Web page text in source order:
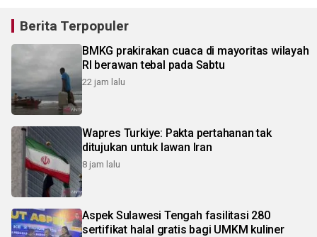
Berita Terpopuler
BMKG prakirakan cuaca di mayoritas wilayah
RI berawan tebal pada Sabtu
22 jam lalu
Wapres Turkiye: Pakta pertahanan tak
ditujukan untuk lawan Iran
8 jam lalu
Aspek Sulawesi Tengah fasilitasi 280
sertifikat halal gratis bagi UMKM kuliner